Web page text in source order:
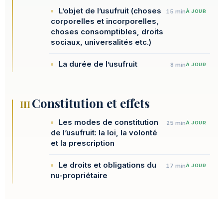
L’objet de l’usufruit (choses
corporelles et incorporelles,
choses consomptibles, droits
sociaux, universalités etc.)
15 minÀ JOUR
La durée de l’usufruit 8 minÀ JOUR
IIIConstitution et effets
Les modes de constitution
de l’usufruit: la loi, la volonté
et la prescription
25 minÀ JOUR
Le droits et obligations du
nu-propriétaire
17 minÀ JOUR